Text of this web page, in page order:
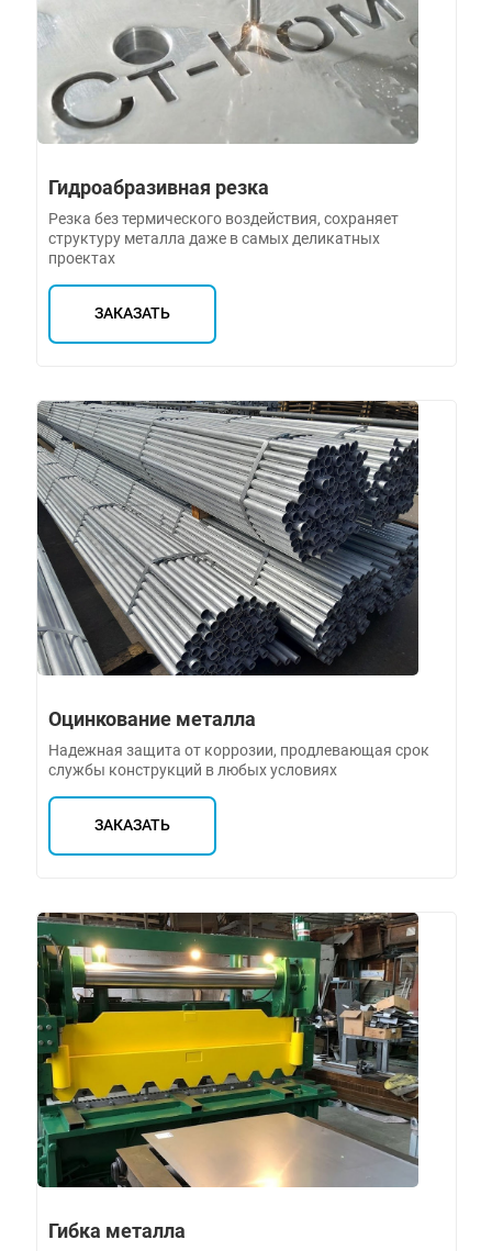
Гидроабразивная резка
Резка без термического воздействия, сохраняет
структуру металла даже в самых деликатных
проектах
ЗАКАЗАТЬ
Оцинкование металла
Надежная защита от коррозии, продлевающая срок
службы конструкций в любых условиях
ЗАКАЗАТЬ
Гибка металла